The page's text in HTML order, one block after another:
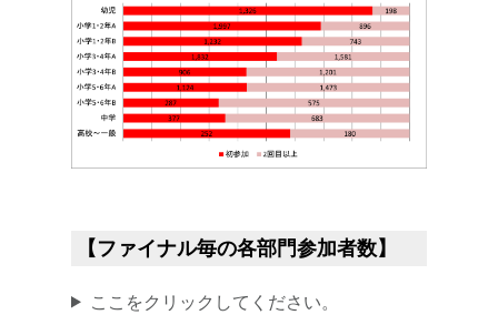
【ファイナル毎の各部門参加者数】
ここをクリックしてください。